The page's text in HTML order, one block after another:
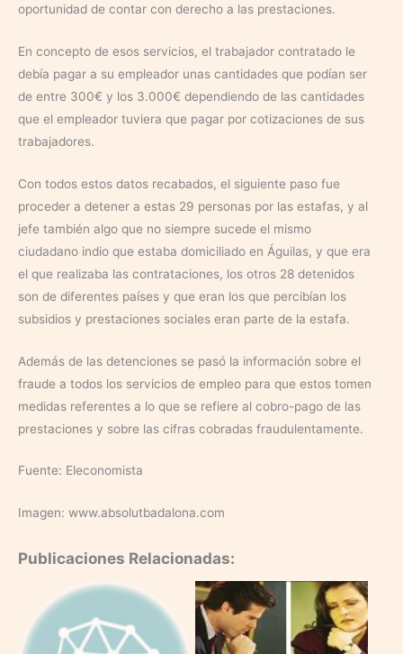
oportunidad de contar con derecho a las prestaciones.
En concepto de esos servicios, el trabajador contratado le
debía pagar a su empleador unas cantidades que podían ser
de entre 300€ y los 3.000€ dependiendo de las cantidades
que el empleador tuviera que pagar por cotizaciones de sus
trabajadores.
Con todos estos datos recabados, el siguiente paso fue
proceder a detener a estas 29 personas por las estafas, y al
jefe también algo que no siempre sucede el mismo
ciudadano indio que estaba domiciliado en Águilas, y que era
el que realizaba las contrataciones, los otros 28 detenidos
son de diferentes países y que eran los que percibían los
subsidios y prestaciones sociales eran parte de la estafa.
Además de las detenciones se pasó la información sobre el
fraude a todos los servicios de empleo para que estos tomen
medidas referentes a lo que se refiere al cobro-pago de las
prestaciones y sobre las cifras cobradas fraudulentamente.
Fuente: Eleconomista
Imagen: www.absolutbadalona.com
Publicaciones Relacionadas: